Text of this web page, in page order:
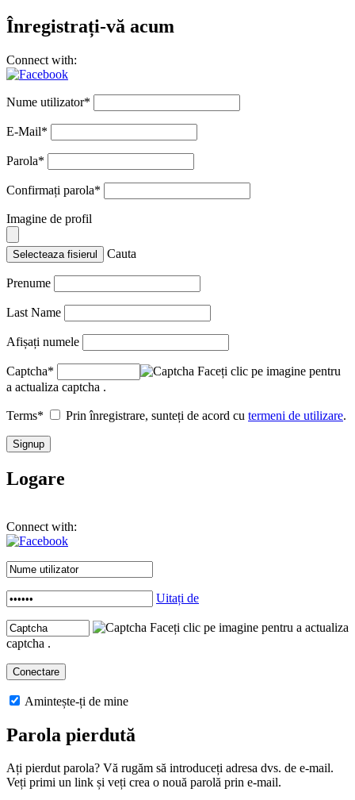
Înregistrați-vă acum
Connect with:
Nume utilizator*
E-Mail*
Parola*
Confirmați parola*
Imagine de profil
Selecteaza fisierul Cauta
Prenume
Last Name
Afișați numele
Captcha*
Faceți clic pe imagine pentru
a actualiza captcha .
Terms* Prin înregistrare, sunteți de acord cu termeni de utilizare.
Logare
Connect with:
Uitați de
Faceți clic pe imagine pentru a actualiza
captcha .
Amintește-ți de mine
Parola pierdută
Ați pierdut parola? Vă rugăm să introduceți adresa dvs. de e-mail.
Veți primi un link și veți crea o nouă parolă prin e-mail.